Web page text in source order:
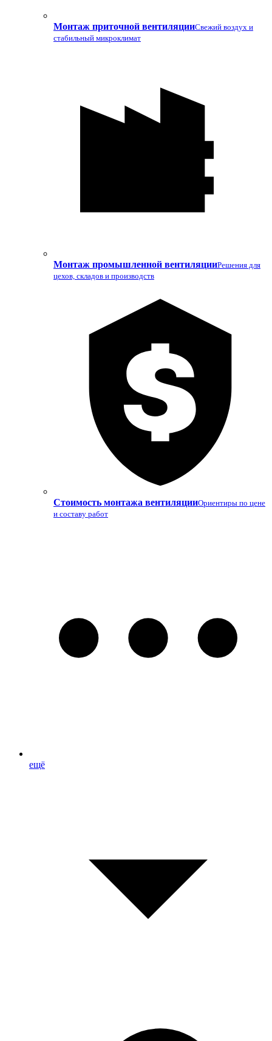
Монтаж приточной вентиляцииСвежий воздух и
стабильный микроклимат
Монтаж промышленной вентиляцииРешения для
цехов, складов и производств
Стоимость монтажа вентиляцииОриентиры по цене
и составу работ
ещё